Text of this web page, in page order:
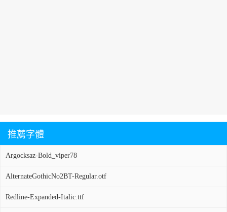
推薦字體
Argocksaz-Bold_viper78
AlternateGothicNo2BT-Regular.otf
Redline-Expanded-Italic.ttf